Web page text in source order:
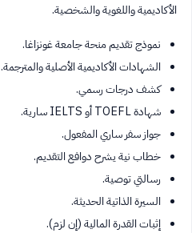
الأكاديمية واللغوية والشخصية.
نموذج تقديم منحة جامعة غونزاغا.
الشهادات الأكاديمية الأصلية والمترجمة.
كشف درجات رسمي.
شهادة TOEFL أو IELTS سارية.
جواز سفر ساري المفعول.
خطاب نية يشرح دوافع التقديم.
رسالتي توصية.
السيرة الذاتية الحديثة.
إثبات القدرة المالية (إن لزم).